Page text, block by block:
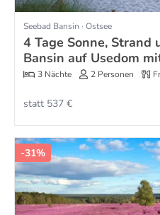
Seebad Bansin · Ostsee
4 Tage Sonne, Strand
Bansin auf Usedom
3 Nächte 2 Personen
statt 537 €
-31%